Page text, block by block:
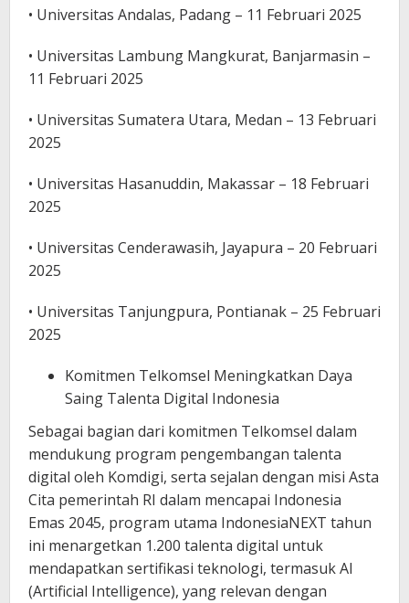
• Universitas Andalas, Padang – 11 Februari 2025
• Universitas Lambung Mangkurat, Banjarmasin –
11 Februari 2025
• Universitas Sumatera Utara, Medan – 13 Februari
2025
• Universitas Hasanuddin, Makassar – 18 Februari
2025
• Universitas Cenderawasih, Jayapura – 20 Februari
2025
• Universitas Tanjungpura, Pontianak – 25 Februari
2025
Komitmen Telkomsel Meningkatkan Daya
Saing Talenta Digital Indonesia
Sebagai bagian dari komitmen Telkomsel dalam
mendukung program pengembangan talenta
digital oleh Komdigi, serta sejalan dengan misi Asta
Cita pemerintah RI dalam mencapai Indonesia
Emas 2045, program utama IndonesiaNEXT tahun
ini menargetkan 1.200 talenta digital untuk
mendapatkan sertifikasi teknologi, termasuk AI
(Artificial Intelligence), yang relevan dengan